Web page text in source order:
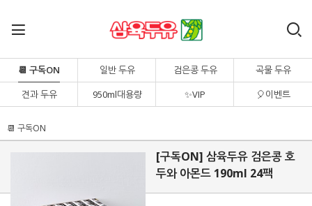
📆 구독ON 일반 두유 검은콩 두유
곡물 두유
견과 두유
950ml대용량 ✨VIP 🎈이벤트
📆 구독ON
[구독ON] 삼육두유 검은콩 호
두와 아몬드 190ml 24팩